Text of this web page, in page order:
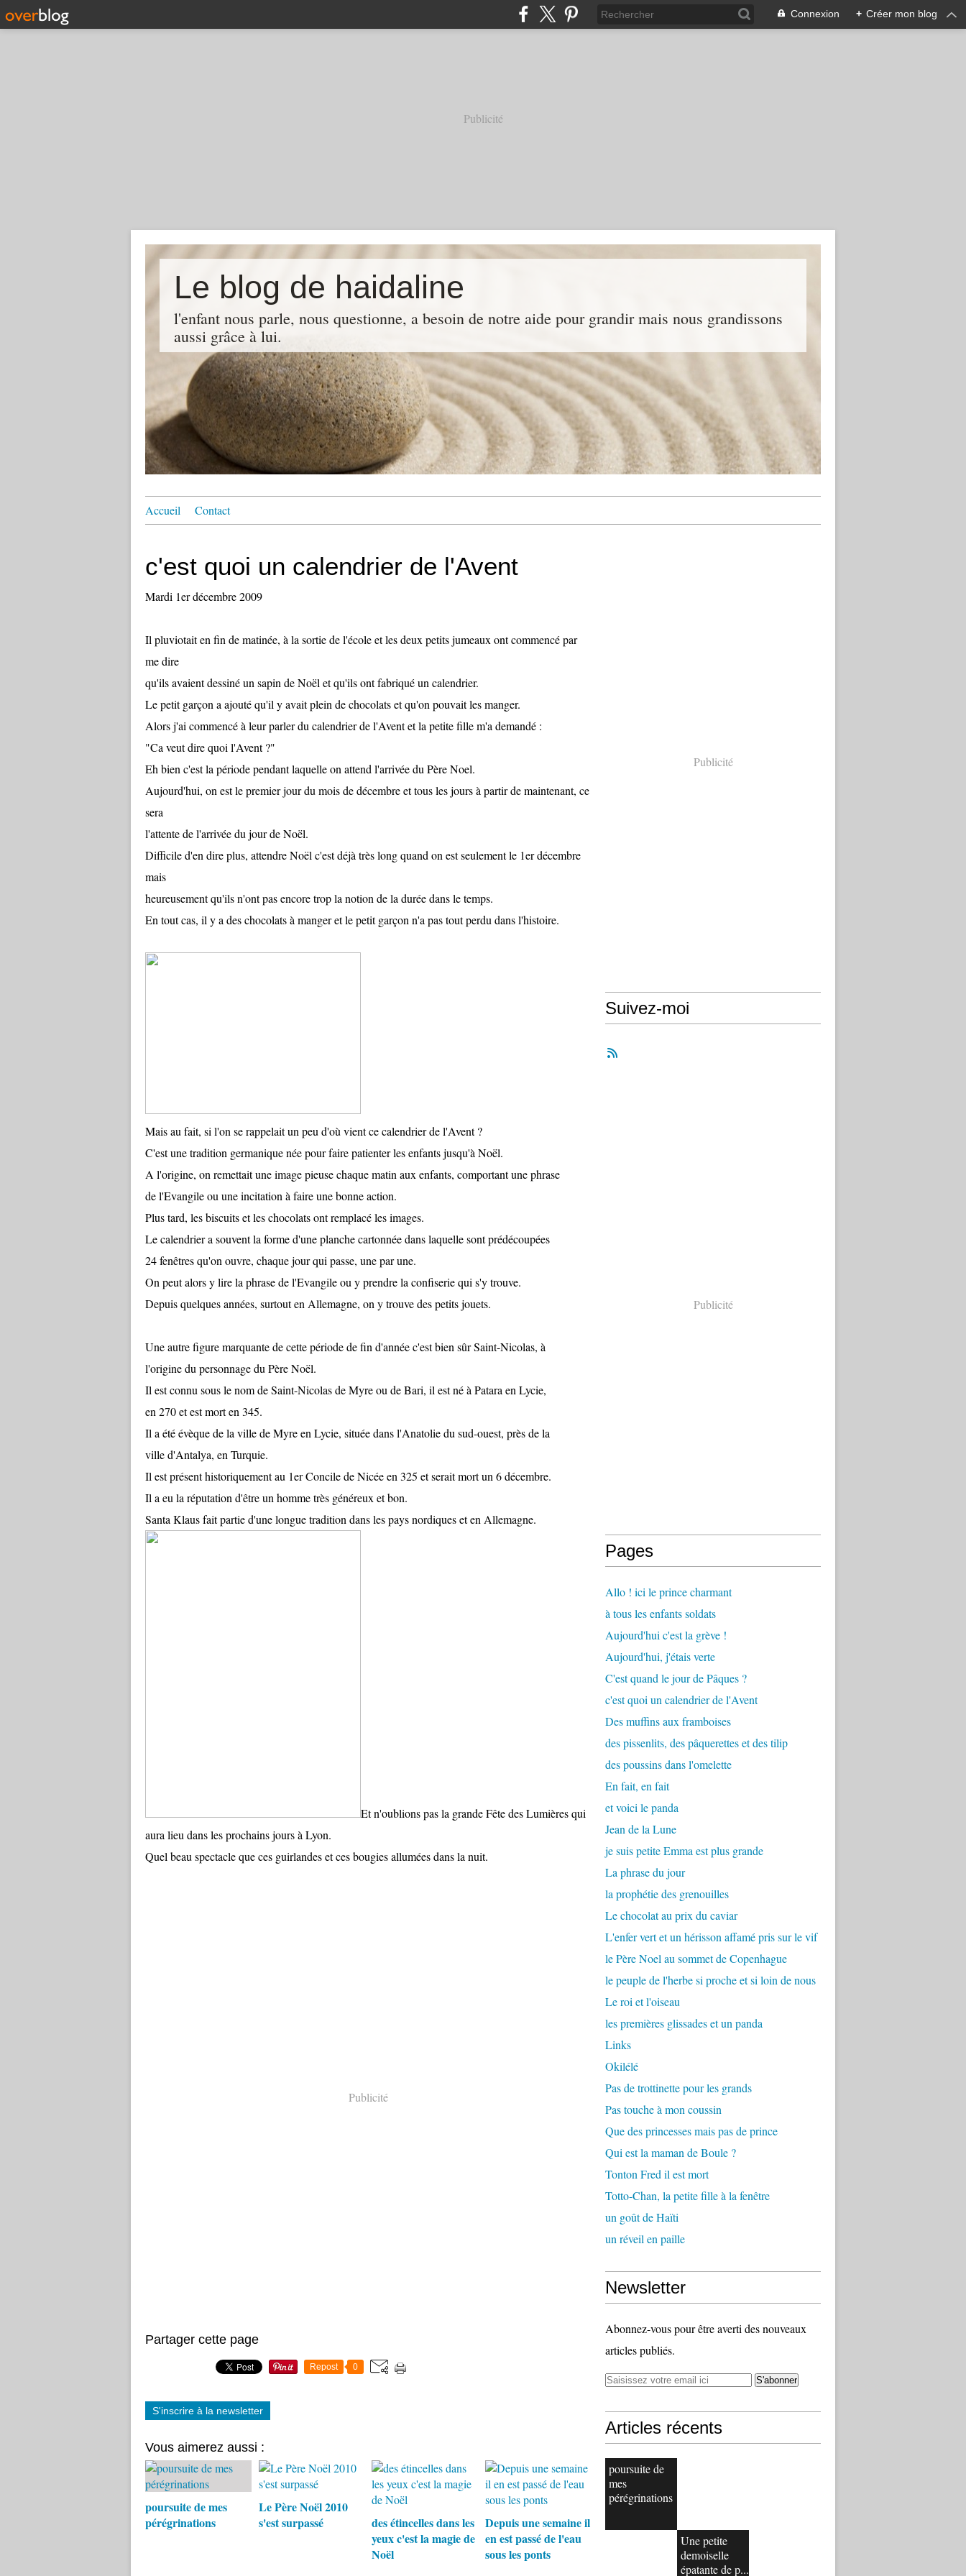
Connexion + Créer mon blog
Publicité
Le blog de haidaline
l'enfant nous parle, nous questionne, a besoin de notre aide pour grandir mais nous grandissons
aussi grâce à lui.
Accueil Contact
c'est quoi un calendrier de l'Avent
Mardi 1er décembre 2009
Il pluviotait en fin de matinée, à la sortie de l'école et les deux petits jumeaux ont commencé par
me dire
qu'ils avaient dessiné un sapin de Noël et qu'ils ont fabriqué un calendrier.
Le petit garçon a ajouté qu'il y avait plein de chocolats et qu'on pouvait les manger.
Alors j'ai commencé à leur parler du calendrier de l'Avent et la petite fille m'a demandé :
"Ca veut dire quoi l'Avent ?"
Eh bien c'est la période pendant laquelle on attend l'arrivée du Père Noel.
Aujourd'hui, on est le premier jour du mois de décembre et tous les jours à partir de maintenant, ce
sera
l'attente de l'arrivée du jour de Noël.
Difficile d'en dire plus, attendre Noël c'est déjà très long quand on est seulement le 1er décembre
mais
heureusement qu'ils n'ont pas encore trop la notion de la durée dans le temps.
En tout cas, il y a des chocolats à manger et le petit garçon n'a pas tout perdu dans l'histoire.
Mais au fait, si l'on se rappelait un peu d'où vient ce calendrier de l'Avent ?
C'est une tradition germanique née pour faire patienter les enfants jusqu'à Noël.
A l'origine, on remettait une image pieuse chaque matin aux enfants, comportant une phrase
de l'Evangile ou une incitation à faire une bonne action.
Plus tard, les biscuits et les chocolats ont remplacé les images.
Le calendrier a souvent la forme d'une planche cartonnée dans laquelle sont prédécoupées
24 fenêtres qu'on ouvre, chaque jour qui passe, une par une.
On peut alors y lire la phrase de l'Evangile ou y prendre la confiserie qui s'y trouve.
Depuis quelques années, surtout en Allemagne, on y trouve des petits jouets.
Une autre figure marquante de cette période de fin d'année c'est bien sûr Saint-Nicolas, à
l'origine du personnage du Père Noël.
Il est connu sous le nom de Saint-Nicolas de Myre ou de Bari, il est né à Patara en Lycie,
en 270 et est mort en 345.
Il a été évèque de la ville de Myre en Lycie, située dans l'Anatolie du sud-ouest, près de la
ville d'Antalya, en Turquie.
Il est présent historiquement au 1er Concile de Nicée en 325 et serait mort un 6 décembre.
Il a eu la réputation d'être un homme très généreux et bon.
Santa Klaus fait partie d'une longue tradition dans les pays nordiques et en Allemagne.
Et n'oublions pas la grande Fête des Lumières qui
aura lieu dans les prochains jours à Lyon.
Quel beau spectacle que ces guirlandes et ces bougies allumées dans la nuit.
Publicité
Partager cette page
Repost 0
S'inscrire à la newsletter
Vous aimerez aussi :
poursuite de mes
pérégrinations
Le Père Noël 2010
s'est surpassé
des étincelles dans les
yeux c'est la magie de
Noël
Depuis une semaine il
en est passé de l'eau
sous les ponts
Publicité
Suivez-moi
Publicité
Pages
Allo ! ici le prince charmant
à tous les enfants soldats
Aujourd'hui c'est la grève !
Aujourd'hui, j'étais verte
C'est quand le jour de Pâques ?
c'est quoi un calendrier de l'Avent
Des muffins aux framboises
des pissenlits, des pâquerettes et des tilip
des poussins dans l'omelette
En fait, en fait
et voici le panda
Jean de la Lune
je suis petite Emma est plus grande
La phrase du jour
la prophétie des grenouilles
Le chocolat au prix du caviar
L'enfer vert et un hérisson affamé pris sur le vif
le Père Noel au sommet de Copenhague
le peuple de l'herbe si proche et si loin de nous
Le roi et l'oiseau
les premières glissades et un panda
Links
Okilélé
Pas de trottinette pour les grands
Pas touche à mon coussin
Que des princesses mais pas de prince
Qui est la maman de Boule ?
Tonton Fred il est mort
Totto-Chan, la petite fille à la fenêtre
un goût de Haïti
un réveil en paille
Newsletter
Abonnez-vous pour être averti des nouveaux
articles publiés.
Articles récents
poursuite de
mes
pérégrinations
Une petite
demoiselle
épatante de p...